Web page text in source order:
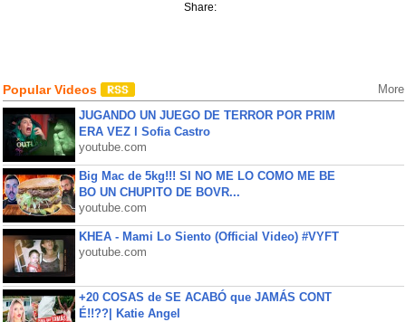
Share:
Popular Videos More
JUGANDO UN JUEGO DE TERROR POR PRIM
ERA VEZ l Sofia Castro
youtube.com
Big Mac de 5kg!!! SI NO ME LO COMO ME BE
BO UN CHUPITO DE BOVR...
youtube.com
KHEA - Mami Lo Siento (Official Video) #VYFT
youtube.com
+20 COSAS de SE ACABÓ que JAMÁS CONT
É!!??| Katie Angel